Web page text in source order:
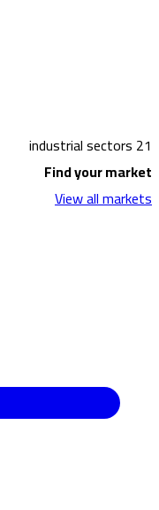
21 industrial sectors
Find your market
View all markets